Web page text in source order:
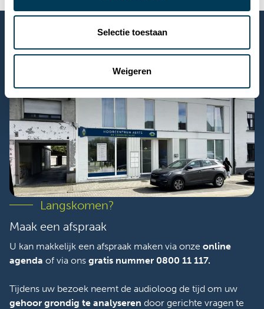
Selectie toestaan
Weigeren
Langskomen?
Maak een afspraak
U kan makkelijk een afspraak maken via onze online
agenda of via ons gratis nummer 0800 11 117.
Tijdens uw bezoek neemt de audioloog de tijd om uw
gehoor grondig te analyseren door gerichte vragen te